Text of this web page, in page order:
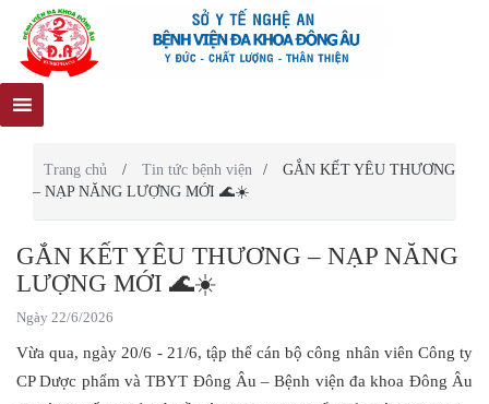
Trang chủ / Tin tức bệnh viện /
GẮN KẾT YÊU THƯƠNG
– NẠP NĂNG LƯỢNG MỚI 🌊☀️
GẮN KẾT YÊU THƯƠNG – NẠP NĂNG
LƯỢNG MỚI 🌊☀️
Ngày 22/6/2026
Vừa qua, ngày 20/6 - 21/6, tập thể cán bộ công nhân viên Công ty
CP Dược phẩm và TBYT Đông Âu – Bệnh viện đa khoa Đông Âu